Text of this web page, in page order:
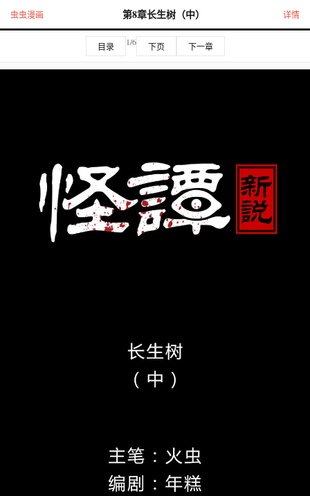
虫虫漫画 第8章长生树（中） 详情
目录 1/6 下页 下一章